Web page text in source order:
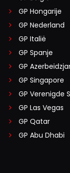
GP Hongarije
GP Nederland
GP Italië
GP Spanje
GP
GP Singapore
GP Verenigde
GP Las Vegas
GP Qatar
GP Abu Dhabi